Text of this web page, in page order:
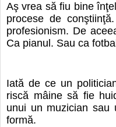
Aş vrea să fiu bine
procese de
profesionism. De
Ca pianul. Sau ca
Iată de ce un
riscă mâine să fie
unui un muzician sau
formă.